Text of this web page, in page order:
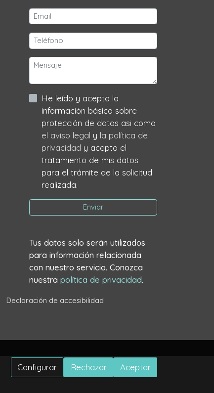
He leído y acepto la
información básica sobre
protección de datos asi como
el aviso legal y la política de
privacidad y acepto el
tratamiento de mis datos
para el trámite de la solicitud
realizada.
Enviar
Tus datos solo serán utilizados
para información relacionada
con nuestro servicio. Conozca
nuestra política de privacidad.
Declaración de accesibilidad
Configurar Rechazar Aceptar